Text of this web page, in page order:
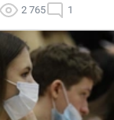
2 765 1